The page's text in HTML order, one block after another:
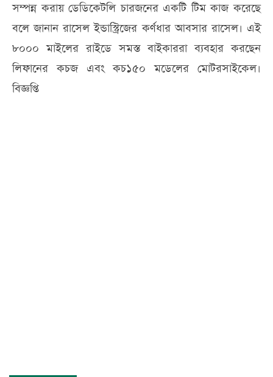
সম্পন্ন করায় ডেডিকেটলি চারজনের একটি টিম কাজ করেছে
বলে জানান রাসেল ইন্ডাস্ট্রিজের কর্ণধার আবসার রাসেল। এই
৮০০০ মাইলের রাইডে সমস্ত বাইকাররা ব্যবহার করছেন
লিফানের কচজ এবং কচ১৫০ মডেলের মোটরসাইকেল।
বিজ্ঞপ্তি